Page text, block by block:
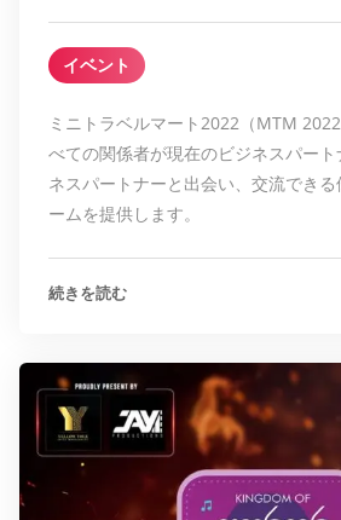
イベント
ミニトラベルマート2022（MTM
べての関係者が現在のビジネスパー
ネスパートナーと出会い、交流でき
ームを提供します。
続きを読む